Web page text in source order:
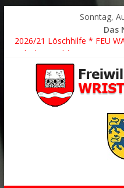
Sonntag,
Das
2026/21 Löschhilfe * FEU
2026/24 * TH G Y * PKW
2026/23 TH K Y * Person
2026/22 TH Y * VU * 1
Der schönste Einsatz des